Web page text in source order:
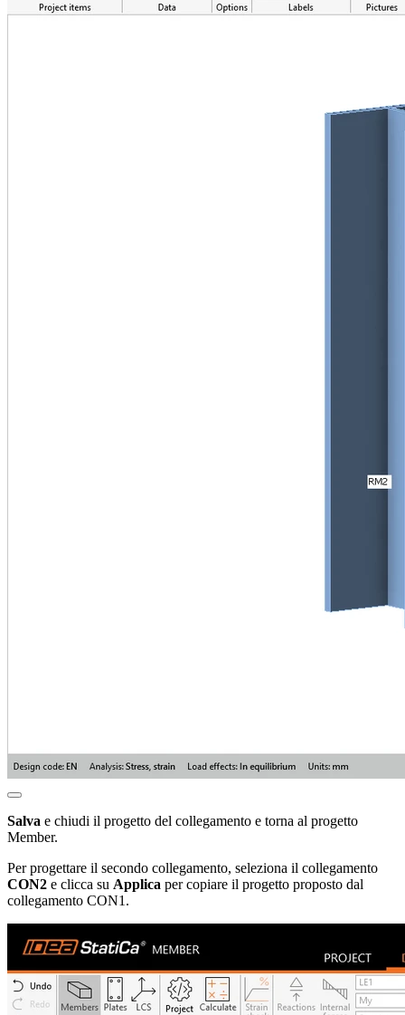
Salva e chiudi il progetto del collegamento e torna al progetto
Member.
Per progettare il secondo collegamento, seleziona il collegamento
CON2 e clicca su Applica per copiare il progetto proposto dal
collegamento CON1.